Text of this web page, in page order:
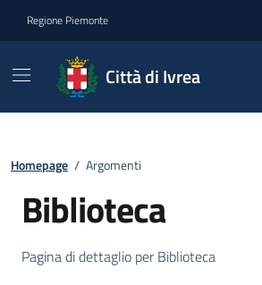
Regione Piemonte
Città di Ivrea
Homepage / Argomenti
Biblioteca
Dettagli su Biblioteca
Pagina di dettaglio per Biblioteca